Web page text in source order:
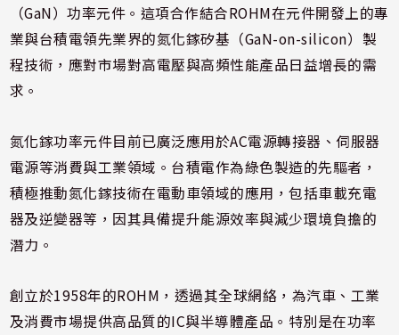
（GaN）功率元件。這項合作結合ROHM在元件開發上的專
業與台積電領先業界的氮化鎵矽基（GaN-on-silicon）製
程技術，應對市場對高電壓與高頻性能產品日益增長的需
求。
氮化鎵功率元件目前已廣泛應用於AC電源轉接器、伺服器
電源等消費與工業領域。台積電作為綠色製造的先驅者，
積極推動氮化鎵技術在電動車領域的應用，包括車載充電
器及逆變器等，因其具備提升能源效率與減少環境負擔的
潛力。
創立於1958年的ROHM，透過其全球網絡，為汽車、工業
及消費市場提供高品質的IC與半導體產品。特別是在功率